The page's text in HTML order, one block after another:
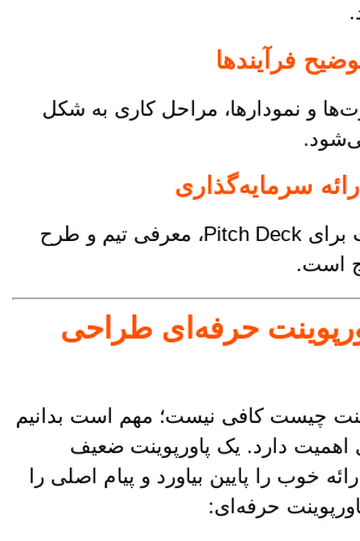
فرآیندها
و نمودارها، مراحل کاری به شکل
سرمایه‌گذاری
استفاده از پاورپوینت برای Pitch Deck، معرفی تیم و طرح
است.
حرفه‌ای طراحی
چیست کافی نیست؛ مهم است بدانیم
دارد. یک پاورپوینت ضعیف
خوب را پایین بیاورد و پیام اصلی را
حرفه‌ای: